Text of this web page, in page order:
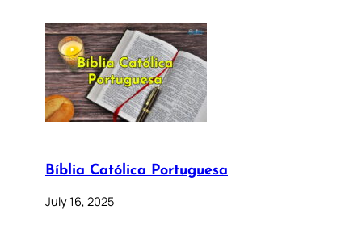
Bíblia Católica Portuguesa
July 16, 2025